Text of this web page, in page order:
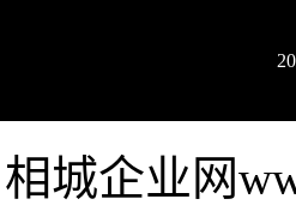
相城企业网